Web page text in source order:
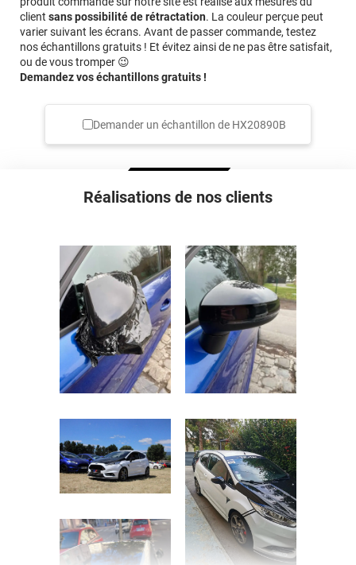
client sans possibilité de rétractation. La couleur perçue peut
varier suivant les écrans. Avant de passer commande, testez
nos échantillons gratuits ! Et évitez ainsi de ne pas être satisfait,
ou de vous tromper 😉
Demandez vos échantillons gratuits !
Demander un échantillon de HX20890B
Réalisations de nos clients